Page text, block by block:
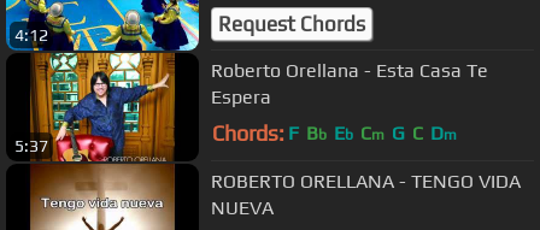
4:12
Peregrinos
Request Chords
5:37
Roberto Orellana - Esta Casa Te
Espera
Chords: F Bb Eb Cm G C Dm
ROBERTO ORELLANA - TENGO VIDA
NUEVA